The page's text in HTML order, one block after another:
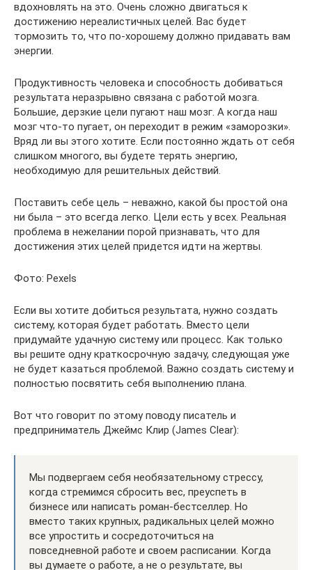
вдохновлять на это. Очень сложно двигаться к
достижению нереалистичных целей. Вас будет
тормозить то, что по-хорошему должно придавать вам
энергии.
Продуктивность человека и способность добиваться
результата неразрывно связана с работой мозга.
Большие, дерзкие цели пугают наш мозг. А когда наш
мозг что-то пугает, он переходит в режим «заморозки».
Вряд ли вы этого хотите. Если постоянно ждать от себя
слишком многого, вы будете терять энергию,
необходимую для решительных действий.
Поставить себе цель – неважно, какой бы простой она
ни была – это всегда легко. Цели есть у всех. Реальная
проблема в нежелании порой признавать, что для
достижения этих целей придется идти на жертвы.
Фото: Pexels
Если вы хотите добиться результата, нужно создать
систему, которая будет работать. Вместо цели
придумайте удачную систему или процесс. Как только
вы решите одну краткосрочную задачу, следующая уже
не будет казаться проблемой. Важно создать систему и
полностью посвятить себя выполнению плана.
Вот что говорит по этому поводу писатель и
предприниматель Джеймс Клир (James Clear):
Мы подвергаем себя необязательному стрессу,
когда стремимся сбросить вес, преуспеть в
бизнесе или написать роман-бестселлер. Но
вместо таких крупных, радикальных целей можно
все упростить и сосредоточиться на
повседневной работе и своем расписании. Когда
вы думаете о работе, а не о результате, вы